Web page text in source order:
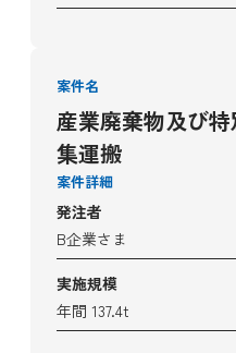
案件名
産業廃棄物及び
集運搬
案件詳細
発注者
B企業さま
実施規模
年間 137.4t